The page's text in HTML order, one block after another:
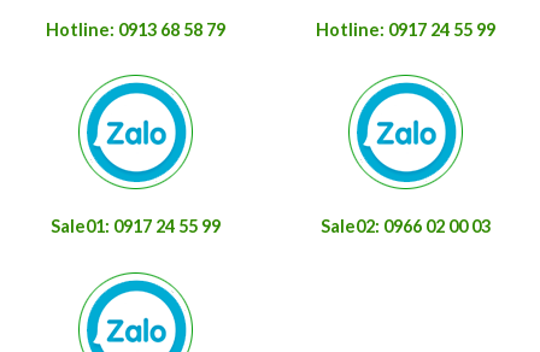
Hotline: 0913 68 58 79 Hotline: 0917 24 55 99
Sale01: 0917 24 55 99 Sale02: 0966 02 00 03